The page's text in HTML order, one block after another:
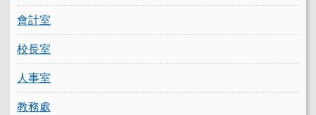
會計室
校長室
人事室
教務處